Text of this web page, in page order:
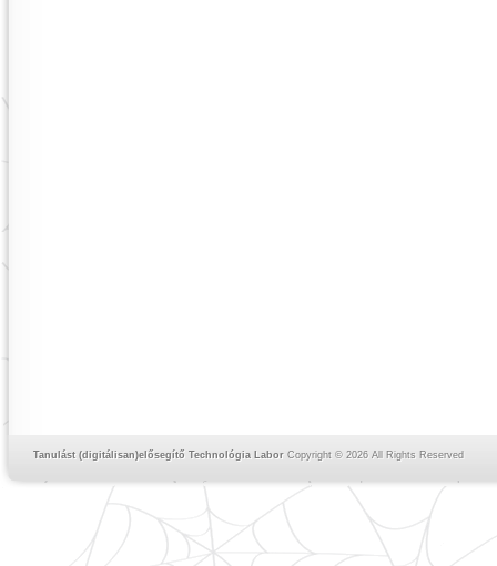
Tanulást (digitálisan)elősegítő Technológia Labor Copyright © 2026 All Rights Reserved